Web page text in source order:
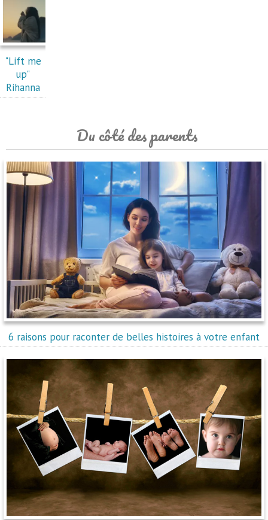
"Lift me
up"
Rihanna
Du côté des parents
6 raisons pour raconter de belles histoires à votre enfant